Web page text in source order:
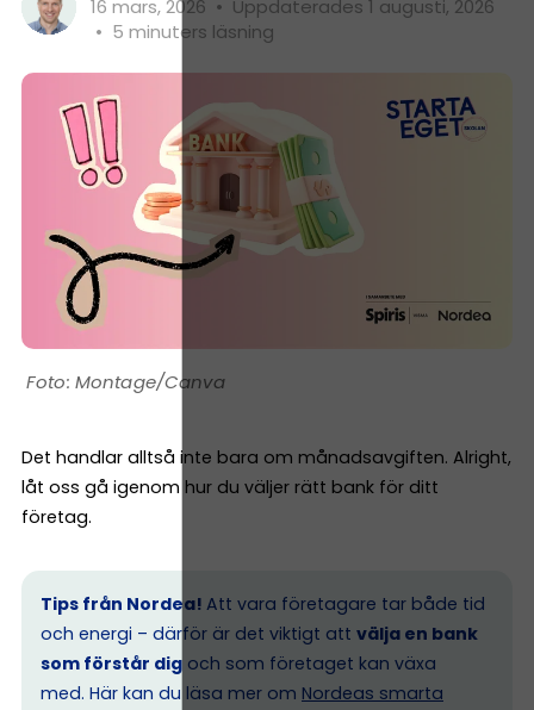
16 mars, 2026 • Uppdaterades 1 augusti, 2026
• 5 minuters läsning
Montage/Canva
Det handlar alltså inte bara om månadsavgiften. Alright,
låt oss gå igenom hur du väljer rätt bank för ditt
företag.
Tips från Nordea! Att vara företagare tar både tid
och energi – därför är det viktigt att välja en bank
som förstår dig och som företaget kan växa
med. Här kan du läsa mer om Nordeas smarta